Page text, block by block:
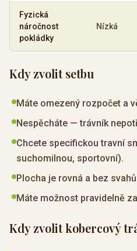
Fyzická
náročnost
pokládky
Nízká
Kdy zvolit setbu
Máte omezený rozpočet a
Nespěcháte — trávník
Chcete specifickou travní
suchomilnou, sportovní).
Plocha je rovná a bez
Máte možnost pravidelně
Kdy zvolit kobercový